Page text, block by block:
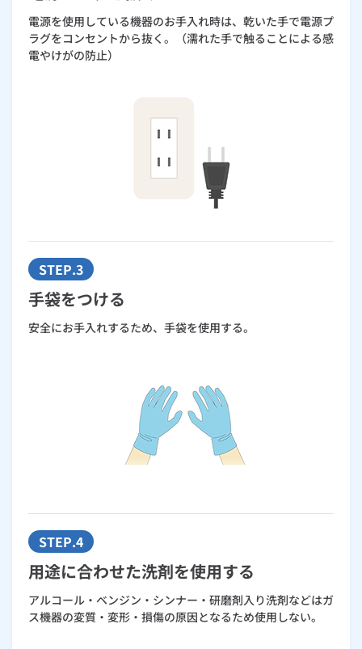
電源を使用している機器のお手入れ時は、乾いた手で電源プ
ラグをコンセントから抜く。（濡れた手で触ることによる感
電やけがの防止）
STEP.3
手袋をつける
安全にお手入れするため、手袋を使用する。
STEP.4
用途に合わせた洗剤を使用する
アルコール・ベンジン・シンナー・研磨剤入り洗剤などはガ
ス機器の変質・変形・損傷の原因となるため使用しない。